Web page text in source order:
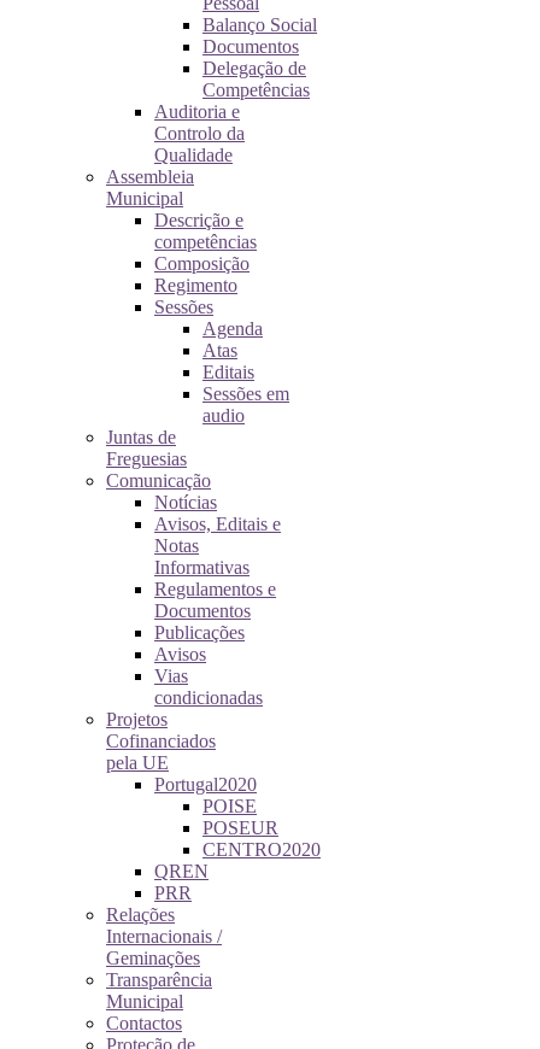
Balanço Social
Documentos
Delegação de
Competências
Auditoria e
Controlo da
Qualidade
Assembleia
Municipal
Descrição e
competências
Composição
Regimento
Sessões
Agenda
Atas
Editais
Sessões em
audio
Juntas de
Freguesias
Comunicação
Notícias
Avisos, Editais e
Notas
Informativas
Regulamentos e
Documentos
Publicações
Avisos
Vias
condicionadas
Projetos
Cofinanciados
pela UE
Portugal2020
POISE
POSEUR
CENTRO2020
QREN
PRR
Relações
Internacionais /
Geminações
Transparência
Municipal
Contactos
Proteção de